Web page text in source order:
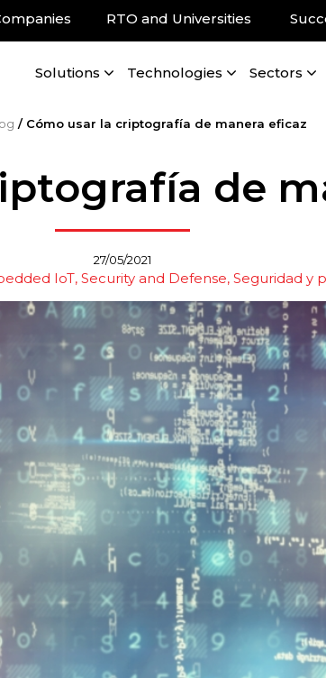
RTO and Universities
Solutions Technologies Sectors
/ Cómo usar la criptografía de manera eficaz
de
27/05/2021
IoT Security and Defense Seguridad y